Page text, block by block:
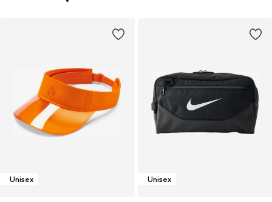
Unisex Unisex